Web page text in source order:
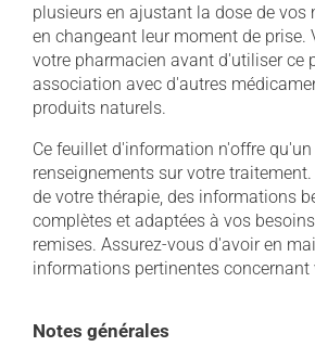
plusieurs en ajustant la dose de vos
en changeant leur moment de prise.
votre pharmacien avant d'utiliser ce
association avec d'autres
produits naturels.
Ce feuillet d'information n'offre
renseignements sur votre
de votre thérapie, des informations
complètes et adaptées à vos
remises. Assurez-vous d'avoir en
informations pertinentes
Notes générales